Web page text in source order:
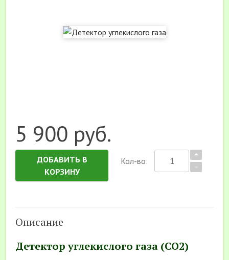
5 900 руб.
ДОБАВИТЬ В
КОРЗИНУ
Кол-во:
Описание
Детектор углекислого газа (СО2)